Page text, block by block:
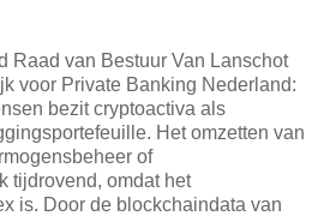
Raad van Bestuur Van Lanschot
voor Private Banking Nederland:
bezit cryptoactiva als
Het omzetten van
of
tijdrovend, omdat het
is. Door de blockchaindata van